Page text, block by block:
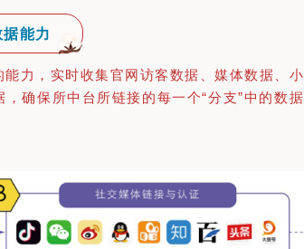
能力
力，实时收集官网访客数据、媒体数据、小
确保所中台所链接的每一个“分支”中的数据